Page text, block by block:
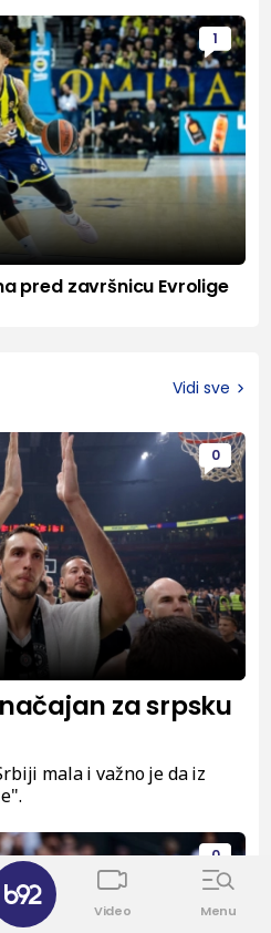
1
pred završnicu Evrolige
Vidi sve
0
za srpsku
mala i važno je da iz
0
Video Menu
✕